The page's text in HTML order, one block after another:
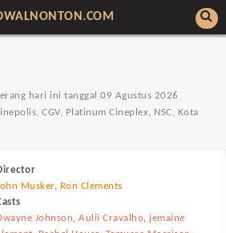
hari ini tanggal 09 Agustus 2026
CGV, Platinum Cineplex, NSC, Kota
Musker, Ron Clements
Johnson,Aulii Cravalho, jemaine